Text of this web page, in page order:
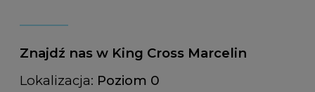
Znajdź nas w King Cross Marcelin
Lokalizacja: Poziom 0